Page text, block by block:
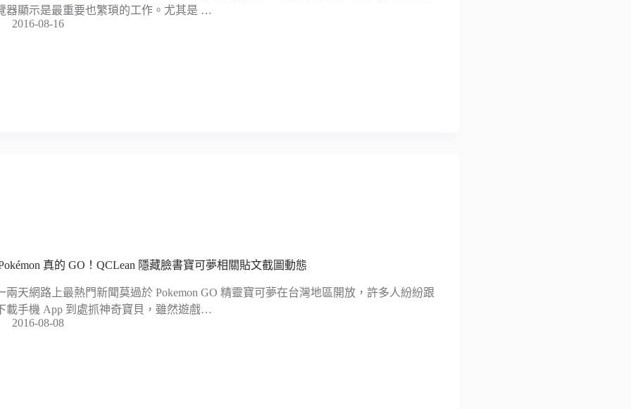
器顯示是最重要也繁瑣的工作。尤其是 …
2016-08-16
真的 GO！QCLean 隱藏臉書寶可夢相關貼文截圖動態
兩天網路上最熱門新聞莫過於 Pokemon GO 精靈寶可夢在台灣地區開放，許多人紛紛跟
載手機 App 到處抓神奇寶貝，雖然遊戲…
2016-08-08